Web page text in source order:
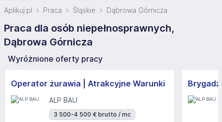
Aplikuj.pl Praca Śląskie Dąbrowa Górnicza
Praca dla osób niepełnosprawnych,
Dąbrowa Górnicza
Wyróżnione oferty pracy
Operator żurawia | Atrakcyjne Warunki
ALP BAU
3 500-4 500 € brutto / mc